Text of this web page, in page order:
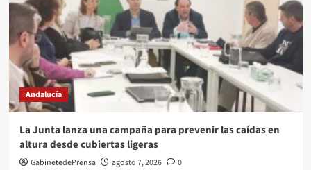
Andalucía
La Junta lanza una campaña para prevenir las caídas en
altura desde cubiertas ligeras
GabinetedePrensa agosto 7, 2026 0